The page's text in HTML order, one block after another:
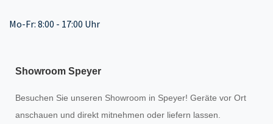
Mo-Fr: 8:00 - 17:00 Uhr
Showroom Speyer
Besuchen Sie unseren Showroom in Speyer! Geräte vor Ort
anschauen und direkt mitnehmen oder liefern lassen.